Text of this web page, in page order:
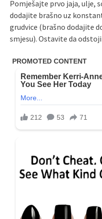
Pomješajte prvo jaja, ulje,
dodajite brašno uz
grudvice (brašno dodajite
smjesu). Ostavite da